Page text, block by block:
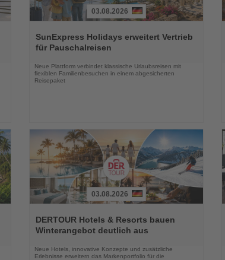
Sie
die
03.08.2026
SunExpress Holidays erweitert Vertrieb
für Pauschalreisen
Neue Plattform verbindet klassische Urlaubsreisen mit
flexiblen Familienbesuchen in einem abgesicherten
Reisepaket
Sie
die
Nachrichten
03.08.2026
DERTOUR Hotels & Resorts bauen
Winterangebot deutlich aus
Neue Hotels, innovative Konzepte und zusätzliche
Erlebnisse erweitern das Markenportfolio für die